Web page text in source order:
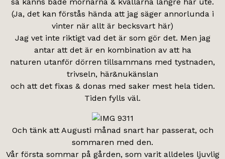
(Ja, det kan förstås hända att jag säger annorlunda i
vinter när allt är becksvart här)
Jag vet inte riktigt vad det är som gör det. Men jag
antar att det är en kombination av att ha
naturen utanför dörren tillsammans med tystnaden,
trivseln, här&nukänslan
och att det fixas & donas med saker mest hela tiden.
Tiden fylls väl.
Och tänk att Augusti månad snart har passerat, och
sommaren med den.
Vår första sommar på gården, som varit alldeles ljuvlig